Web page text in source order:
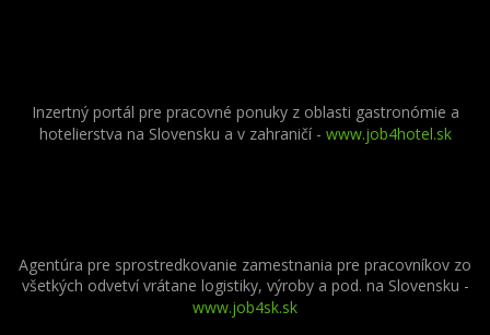
Inzertný portál pre pracovné ponuky z oblasti gastronómie a
hotelierstva na Slovensku a v zahraničí - www.job4hotel.sk
Agentúra pre sprostredkovanie zamestnania pre pracovníkov zo
všetkých odvetví vrátane logistiky, výroby a pod. na Slovensku -
www.job4sk.sk